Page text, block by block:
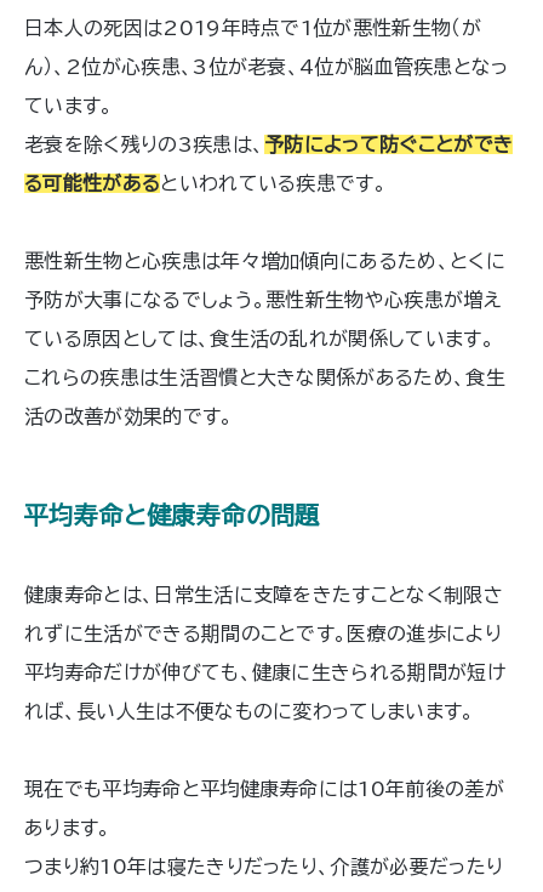
日本人の死因は2019年時点で1位が悪性新生物（が
ん）、2位が心疾患、3位が老衰、4位が脳血管疾患となっ
ています。
老衰を除く残りの3疾患は、 予防によって防ぐことができ
る可能性があるといわれている疾患です。
悪性新生物と心疾患は年々増加傾向にあるため、とくに
予防が大事になるでしょう。悪性新生物や心疾患が増え
ている原因としては、食生活の乱れが関係しています。
これらの疾患は生活習慣と大きな関係があるため、食生
活の改善が効果的です。
平均寿命と健康寿命の問題
健康寿命とは、日常生活に支障をきたすことなく制限さ
れずに生活ができる期間のことです。医療の進歩により
平均寿命だけが伸びても、健康に生きられる期間が短け
れば、長い人生は不便なものに変わってしまいます。
現在でも平均寿命と平均健康寿命には10年前後の差が
あります。
つまり約10年は寝たきりだったり、介護が必要だったり